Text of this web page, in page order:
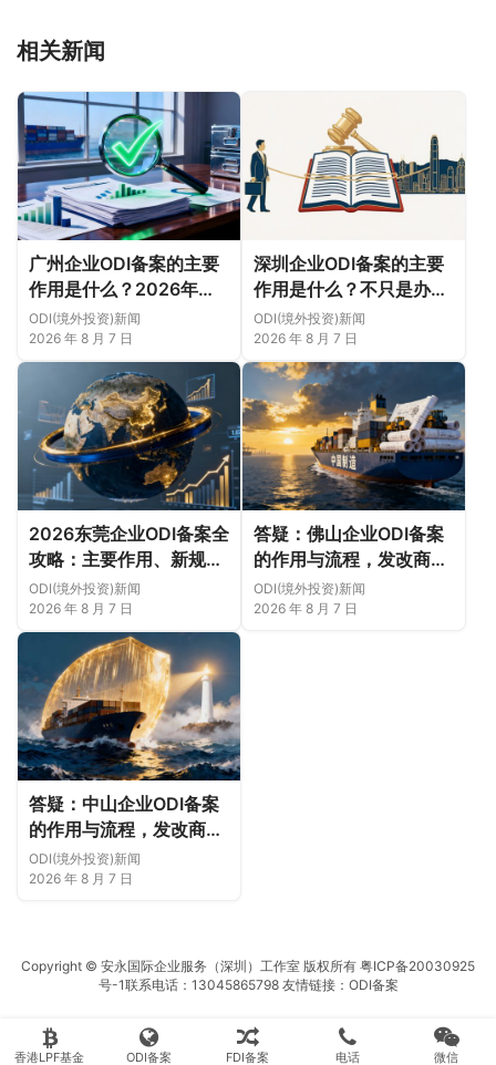
相关新闻
广州企业ODI备案的主要
作用是什么？2026年新
规下广州11区企业出海实
务说明
ODI(境外投资)新闻
2026 年 8 月 7 日
深圳企业ODI备案的主要
作用是什么？不只是办理
跨境汇款（附成功案例与
正规靠谱代办中介推荐）
ODI(境外投资)新闻
2026 年 8 月 7 日
2026东莞企业ODI备案全
攻略：主要作用、新规变
化、外汇合规与避坑指南
（附成功案例与正规靠谱
代办中介推荐）
ODI(境外投资)新闻
2026 年 8 月 7 日
答疑：佛山企业ODI备案
的作用与流程，发改商务
双备案及银行外汇登记实
操指南（成功案例与正规
ODI(境外投资)新闻
2026 年 8 月 7 日
答疑：中山企业ODI备案
的作用与流程，发改商务
双备案及银行外汇登记实
操指南（附成功案例与正
ODI(境外投资)新闻
2026 年 8 月 7 日
Copyright © 安永国际企业服务（深圳）工作室 版权所有 粤ICP备20030925
号-1联系电话：13045865798 友情链接： ODI备案
香港LPF基金 ODI备案 FDI备案 电话 微信